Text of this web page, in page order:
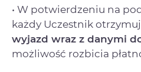
• W potwierdzeniu na
każdy Uczestnik
wyjazd wraz z danymi
możliwość rozbicia